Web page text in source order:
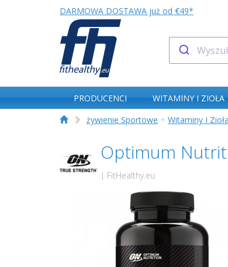
DARMOWA DOSTAWA już od €49*
PRODUCENCI WITAMINY I ZIOŁA
żywienie Sportowe + Witaminy I Zioła
Optimum
| FitHealthy.eu